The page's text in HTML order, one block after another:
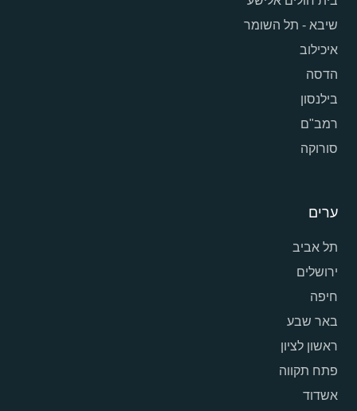
שיבא - תל השומר
איכילוב
הדסה
בילנסון
רמב"ם
סורוקה
ערים
תל אביב
ירושלים
חיפה
באר שבע
ראשון לציון
פתח תקווה
אשדוד